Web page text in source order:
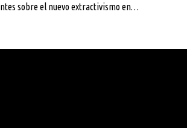
sobre el nuevo extractivismo en…